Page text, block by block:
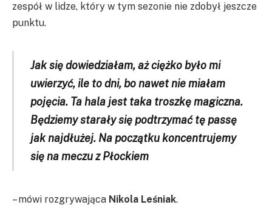
zespół w lidze, który w tym sezonie nie zdobył jeszcze
punktu.
Jak się dowiedziałam, aż ciężko było mi
uwierzyć, ile to dni, bo nawet nie miałam
pojęcia. Ta hala jest taka troszkę magiczna.
Będziemy starały się podtrzymać tę passę
jak najdłużej. Na początku koncentrujemy
się na meczu z Płockiem
– mówi rozgrywająca Nikola Leśniak.